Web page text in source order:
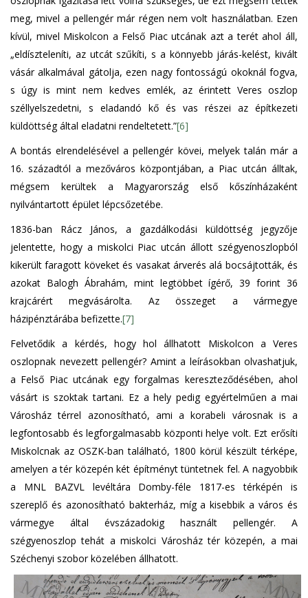
meg, mivel a pellengér már régen nem volt használatban. Ezen
kívül, mivel Miskolcon a Felső Piac utcának azt a terét ahol áll,
„eldíszteleníti, az utcát szűkíti, s a könnyebb járás-kelést, kivált
vásár alkalmával gátolja, ezen nagy fontosságú okoknál fogva,
s úgy is mint nem kedves emlék, az érintett Veres oszlop
széllyelszedetni, s eladandó kő és vas részei az építkezeti
küldöttség által eladatni rendeltetett.”[6]
A bontás elrendelésével a pellengér kövei, melyek talán már a
16. századtól a mezőváros központjában, a Piac utcán álltak,
mégsem kerültek a Magyarország első kőszínházaként
nyilvántartott épület lépcsőzetébe.
1836-ban Rácz János, a gazdálkodási küldöttség jegyzője
jelentette, hogy a miskolci Piac utcán állott szégyenoszlopból
kikerült faragott köveket és vasakat árverés alá bocsájtották, és
azokat Balogh Ábrahám, mint legtöbbet ígérő, 39 forint 36
krajcárért megvásárolta. Az összeget a vármegye
házipénztárába befizette.[7]
Felvetődik a kérdés, hogy hol állhatott Miskolcon a Veres
oszlopnak nevezett pellengér? Amint a leírásokban olvashatjuk,
a Felső Piac utcának egy forgalmas kereszteződésében, ahol
vásárt is szoktak tartani. Ez a hely pedig egyértelműen a mai
Városház térrel azonosítható, ami a korabeli városnak is a
legfontosabb és legforgalmasabb központi helye volt. Ezt erősíti
Miskolcnak az OSZK-ban található, 1800 körül készült térképe,
amelyen a tér közepén két építményt tüntetnek fel. A nagyobbik
a MNL BAZVL levéltára Domby-féle 1817-es térképén is
szereplő és azonosítható bakterház, míg a kisebbik a város és
vármegye által évszázadokig használt pellengér. A
szégyenoszlop tehát a miskolci Városház tér közepén, a mai
Széchenyi szobor közelében állhatott.